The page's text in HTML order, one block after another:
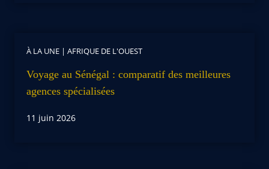
À LA UNE | AFRIQUE DE L'OUEST
Voyage au Sénégal : comparatif des meilleures
agences spécialisées
11 juin 2026